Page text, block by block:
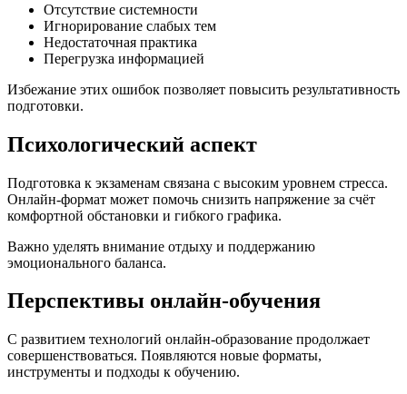
Отсутствие системности
Игнорирование слабых тем
Недостаточная практика
Перегрузка информацией
Избежание этих ошибок позволяет повысить результативность
подготовки.
Психологический аспект
Подготовка к экзаменам связана с высоким уровнем стресса.
Онлайн-формат может помочь снизить напряжение за счёт
комфортной обстановки и гибкого графика.
Важно уделять внимание отдыху и поддержанию
эмоционального баланса.
Перспективы онлайн-обучения
С развитием технологий онлайн-образование продолжает
совершенствоваться. Появляются новые форматы,
инструменты и подходы к обучению.